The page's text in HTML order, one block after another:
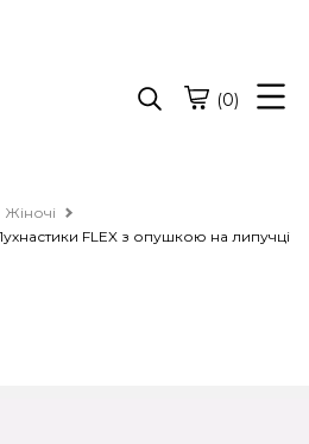
(0)
Жіночі
FLEX з опушкою на липучці